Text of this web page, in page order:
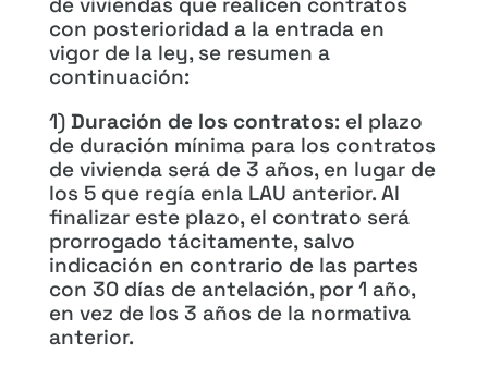
con posterioridad a la entrada en
vigor de la ley, se resumen a
continuación:
1) Duración de los contratos: el plazo
de duración mínima para los contratos
de vivienda será de 3 años, en lugar de
los 5 que regía enla LAU anterior. Al
finalizar este plazo, el contrato será
prorrogado tácitamente, salvo
indicación en contrario de las partes
con 30 días de antelación, por 1 año,
en vez de los 3 años de la normativa
anterior.